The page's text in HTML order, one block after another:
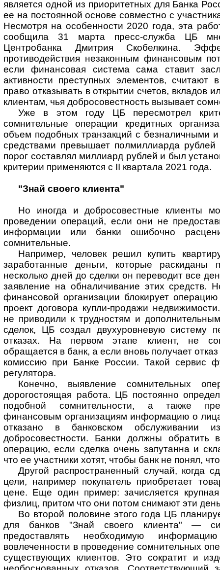
является одной из приоритетных для Банка
ее на постоянной основе совместно с
Несмотря на особенности 2020 года, эта
сообщила 31 марта пресс-служба ЦБ
Центробанка Дмитрия Скобелкина.
противодействия незаконным финансовым
если финансовая система сама ставит
активности преступных элементов,
право отказывать в открытии счетов, вкладов
клиентам, чья добросовестность вызывает
Уже в этом году ЦБ пересмотрел
сомнительные операции кредитных
объем подобных транзакций с безналичными
средствами превышает полмиллиарда рублей
порог составлял миллиард рублей и был
критерии применяются с II квартала 2021 года.
"Знай своего клиента"
Но иногда и добросовестные клиенты
проведении операций, если они не
информации или банки ошибочно
сомнительные.
Например, человек решил купить
заработанные деньги, которые
несколько дней до сделки он переводит все
заявление на обналичивание этих средств.
финансовой организации блокирует
проект договора купли-продажи
не приводили к трудностям и
сделок, ЦБ создал двухуровневую систему
отказах. На первом этапе клиент, не
обращается в банк, а если вновь получает
комиссию при Банке России. Такой сервис
регулятора.
Конечно, выявление сомнительных
дорогостоящая работа. ЦБ постоянно
подобной сомнительности, а также
финансовым организациям информацию о
отказано в банковском обслуживании
добросовестности. Банки должны
операцию, если сделка очень запутанна и
что ее участники хотят, чтобы банк не понял,
Другой распространенный случай, когда
цели, например покупатель приобретает
цене. Еще один пример: зачисляется
физлиц, притом что они потом снимают эти
Во второй половине этого года ЦБ
для банков "Знай своего клиента" —
предоставлять необходимую
вовлеченности в проведение сомнительных
существующих клиентов. Это сократит и